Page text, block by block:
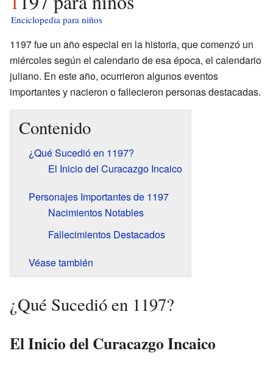
Enciclopedia para niños
1197 fue un año especial en la historia, que comenzó un
miércoles según el calendario de esa época, el calendario
juliano. En este año, ocurrieron algunos eventos
importantes y nacieron o fallecieron personas destacadas.
Contenido
¿Qué Sucedió en 1197?
El Inicio del Curacazgo Incaico
Personajes Importantes de 1197
Nacimientos Notables
Fallecimientos Destacados
Véase también
¿Qué Sucedió en 1197?
El Inicio del Curacazgo Incaico